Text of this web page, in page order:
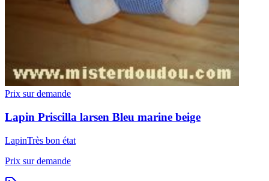
Prix sur demande
Lapin Priscilla larsen Bleu marine beige
LapinTrès bon état
Prix sur demande